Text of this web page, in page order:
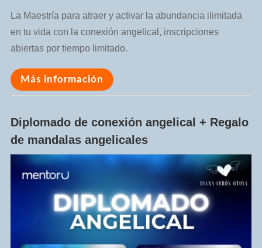
La Maestría para atraer y activar la abundancia ilimitada
en tu vida con la conexión angelical, inscripciones
abiertas por tiempo limitado.
Más información
Diplomado de conexión angelical + Regalo
de mandalas angelicales